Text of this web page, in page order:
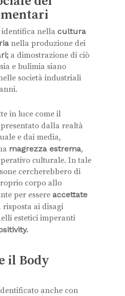
identifica nella cultura
nella produzione dei
a dimostrazione di ciò
e bulimia siano
società industriali
in luce come il
presentato dalla realtà
e dai media,
magrezza estrema,
culturale. In tale
cercherebbero di
corpo allo
per essere accettate
risposta ai disagi
estetici imperanti
il Body
anche con